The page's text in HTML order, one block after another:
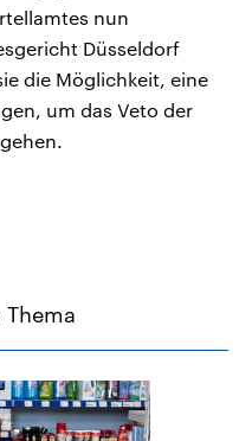
nun
Düsseldorf
die Möglichkeit, eine
um das Veto der